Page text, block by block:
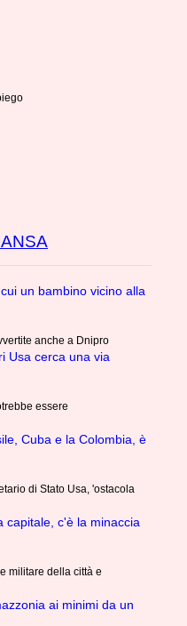
un bambino vicino alla
anche a Dnipro
Usa cerca una via
essere
Cuba e la Colombia, è
di Stato Usa, 'ostacola
capitale, c'è la minaccia
militare della città e
ai minimi da un